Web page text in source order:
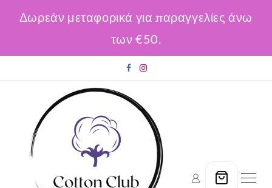
Δωρεάν μεταφορικά για παραγγελίες άνω
των €50.